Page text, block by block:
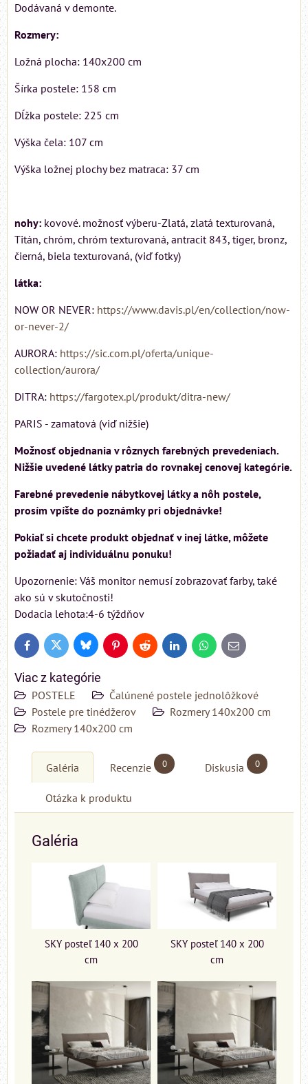
Dodávaná v demonte.
Rozmery:
Ložná plocha: 140x200 cm
Šírka postele: 158 cm
Dĺžka postele: 225 cm
Výška čela: 107 cm
Výška ložnej plochy bez matraca: 37 cm
nohy: kovové. možnosť výberu-Zlatá, zlatá texturovaná,
Titán, chróm, chróm texturovaná, antracit 843, tiger, bronz,
čierná, biela texturovaná, (viď fotky)
látka:
NOW OR NEVER: https://www.davis.pl/en/collection/now-
or-never-2/
AURORA: https://sic.com.pl/oferta/unique-
collection/aurora/
DITRA: https://fargotex.pl/produkt/ditra-new/
PARIS - zamatová (viď nižšie)
Možnosť objednania v rôznych farebných prevedeniach.
Nižšie uvedené látky patria do rovnakej cenovej kategórie.
Farebné prevedenie nábytkovej látky a nôh postele,
prosím vpíšte do poznámky pri objednávke!
Pokiaľ si chcete produkt objednať v inej látke, môžete
požiadať aj individuálnu ponuku!
Upozornenie: Váš monitor nemusí zobrazovať farby, také
ako sú v skutočnosti!
Dodacia lehota:4-6 týždňov
FacebookTwitter BlueskyPinterestReddit LinkedInWhatsApp
E-
mail
Viac z kategórie
POSTELE
Čalúnené postele jednolôžkové
Postele pre tinédžerov
Rozmery 140x200 cm
Rozmery 140x200 cm
Galéria Recenzie 0 Diskusia 0
Otázka k produktu
Galéria
SKY posteľ 140 x 200
cm
SKY posteľ 140 x 200
cm